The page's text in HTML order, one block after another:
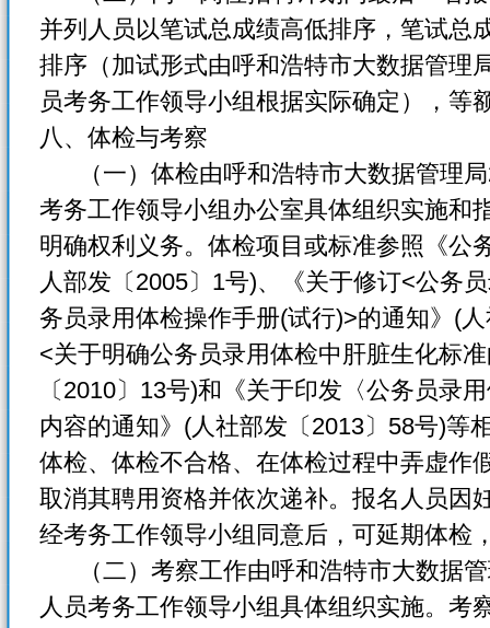
并列人员以笔试总成绩高低排序，笔试总
排序（加试形式由呼和浩特市大数据管理
员考务工作领导小组根据实际确定），等
八、体检与考察
（一）体检由呼和浩特市大数据管理局
考务工作领导小组办公室具体组织实施和
明确权利义务。体检项目或标准参照《公
人部发〔2005〕1号)、《关于修订<公务
务员录用体检操作手册(试行)>的通知》(
<关于明确公务员录用体检中肝脏生化标
〔2010〕13号)和《关于印发〈公务员录
内容的通知》(人社部发〔2013〕58号)等
体检、体检不合格、在体检过程中弄虚作
取消其聘用资格并依次递补。报名人员因
经考务工作领导小组同意后，可延期体检
（二）考察工作由呼和浩特市大数据管
人员考务工作领导小组具体组织实施。考